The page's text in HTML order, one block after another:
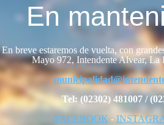
En
En breve estaremos de vuelta, con
Mayo 972, Intendente Alvear,
Tel: (02302) 481007 /
FACEBOOK -